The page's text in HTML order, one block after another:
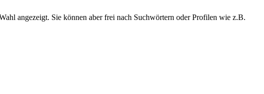
angezeigt. Sie können aber frei nach Suchwörtern oder Profilen wie z.B.